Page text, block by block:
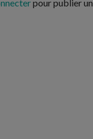
pour publier un